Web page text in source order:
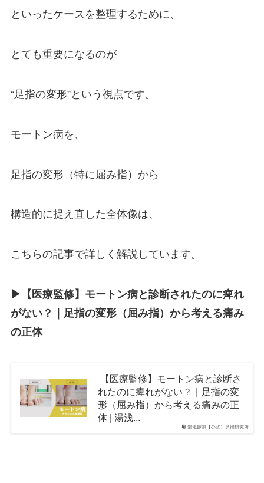
といったケースを整理するために、
とても重要になるのが
“足指の変形”という視点です。
モートン病を、
足指の変形（特に屈み指）から
構造的に捉え直した全体像は、
こちらの記事で詳しく解説しています。
▶︎【医療監修】モートン病と診断されたのに痺れ
がない？｜足指の変形（屈み指）から考える痛み
の正体
湯浅慶朗【公式】足指研究所
【医療監修】モートン病と診断さ
れたのに痺れがない？｜足指の変
形（屈み指）から考える痛みの正
体 | 湯浅...